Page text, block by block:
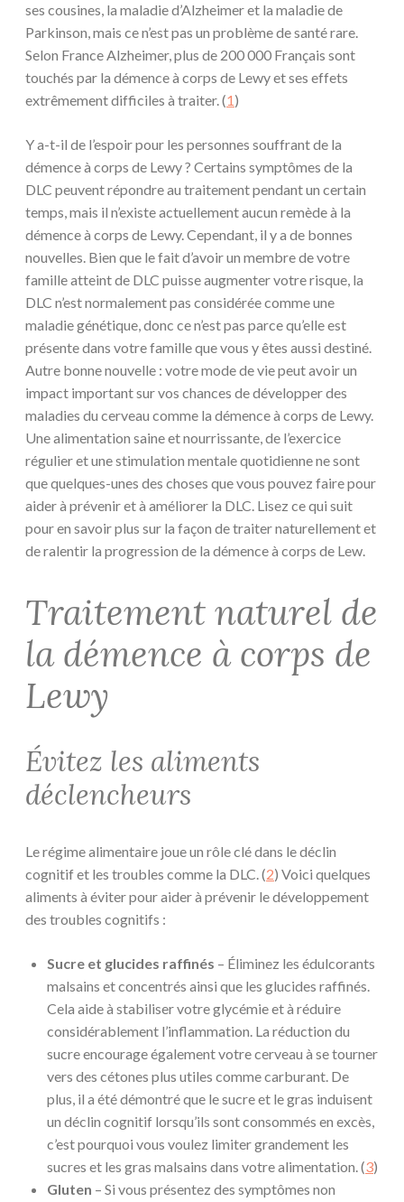
ses cousines, la maladie d’Alzheimer et la maladie de
Parkinson, mais ce n’est pas un problème de santé rare.
Selon France Alzheimer, plus de 200 000 Français sont
touchés par la démence à corps de Lewy et ses effets
extrêmement difficiles à traiter. (1)
Y a-t-il de l’espoir pour les personnes souffrant de la
démence à corps de Lewy ? Certains symptômes de la
DLC peuvent répondre au traitement pendant un certain
temps, mais il n’existe actuellement aucun remède à la
démence à corps de Lewy. Cependant, il y a de bonnes
nouvelles. Bien que le fait d’avoir un membre de votre
famille atteint de DLC puisse augmenter votre risque, la
DLC n’est normalement pas considérée comme une
maladie génétique, donc ce n’est pas parce qu’elle est
présente dans votre famille que vous y êtes aussi destiné.
Autre bonne nouvelle : votre mode de vie peut avoir un
impact important sur vos chances de développer des
maladies du cerveau comme la démence à corps de Lewy.
Une alimentation saine et nourrissante, de l’exercice
régulier et une stimulation mentale quotidienne ne sont
que quelques-unes des choses que vous pouvez faire pour
aider à prévenir et à améliorer la DLC. Lisez ce qui suit
pour en savoir plus sur la façon de traiter naturellement et
de ralentir la progression de la démence à corps de Lew.
Traitement naturel de
la démence à corps de
Lewy
Évitez les aliments
déclencheurs
Le régime alimentaire joue un rôle clé dans le déclin
cognitif et les troubles comme la DLC. (2) Voici quelques
aliments à éviter pour aider à prévenir le développement
des troubles cognitifs :
Sucre et glucides raffinés – Éliminez les édulcorants
malsains et concentrés ainsi que les glucides raffinés.
Cela aide à stabiliser votre glycémie et à réduire
considérablement l’inflammation. La réduction du
sucre encourage également votre cerveau à se tourner
vers des cétones plus utiles comme carburant. De
plus, il a été démontré que le sucre et le gras induisent
un déclin cognitif lorsqu’ils sont consommés en excès,
c’est pourquoi vous voulez limiter grandement les
sucres et les gras malsains dans votre alimentation. (3)
Gluten – Si vous présentez des symptômes non